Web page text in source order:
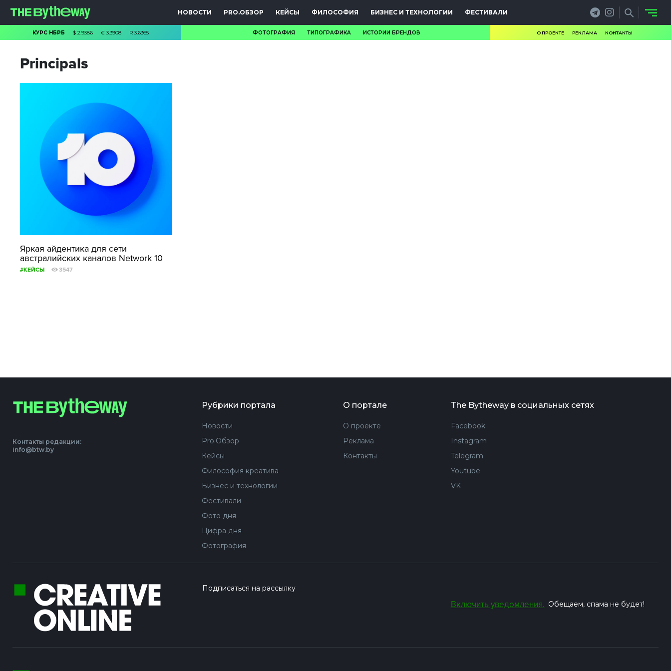
НОВОСТИ PRO.ОБЗОР КЕЙСЫ ФИЛОСОФИЯ БИЗНЕС И ТЕХНОЛОГИИ ФЕСТИВАЛИ
КУРС НБРБ $2.9386 € 3.3908 R3.6365 ФОТОГРАФИЯ ТИПОГРАФИКА ИСТОРИИ БРЕНДОВ О ПРОЕКТЕ РЕКЛАМА КОНТАКТЫ
Principals
Яркая айдентика для сети
австралийских каналов Network 10
#КЕЙСЫ 3547
Контакты редакции:
info@btw.by
Рубрики портала
Новости
Pro.Обзор
Кейсы
Философия креатива
Бизнес и технологии
Фестивали
Фото дня
Цифра дня
Фотография
О портале
О проекте
Реклама
Контакты
The Bytheway в социальных сетях
Facebook
Instagram
Telegram
Youtube
VK
Подписаться на рассылку
Включить уведомления. Обещаем, спама не будет!